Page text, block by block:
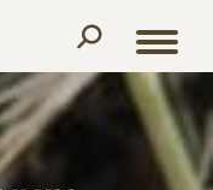
Recherche
: